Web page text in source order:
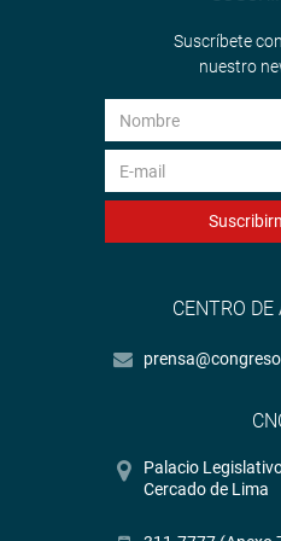
Suscríbete
nuestro
CENTRO DE
Palacio
Cercado de Lima